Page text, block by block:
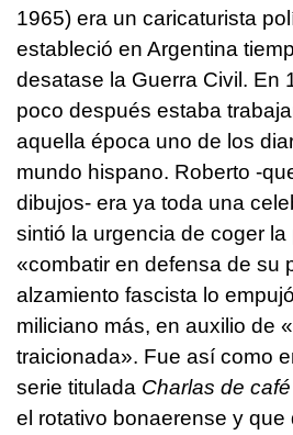
1965) era un caricaturista
estableció en Argentina
desatase la Guerra Civil. En
poco después estaba
aquella época uno de los
mundo hispano. Roberto -
dibujos- era ya toda una
sintió la urgencia de coger la
«combatir en defensa de su
alzamiento fascista lo
miliciano más, en auxilio de
traicionada». Fue así como
serie titulada Charlas de café
el rotativo bonaerense y